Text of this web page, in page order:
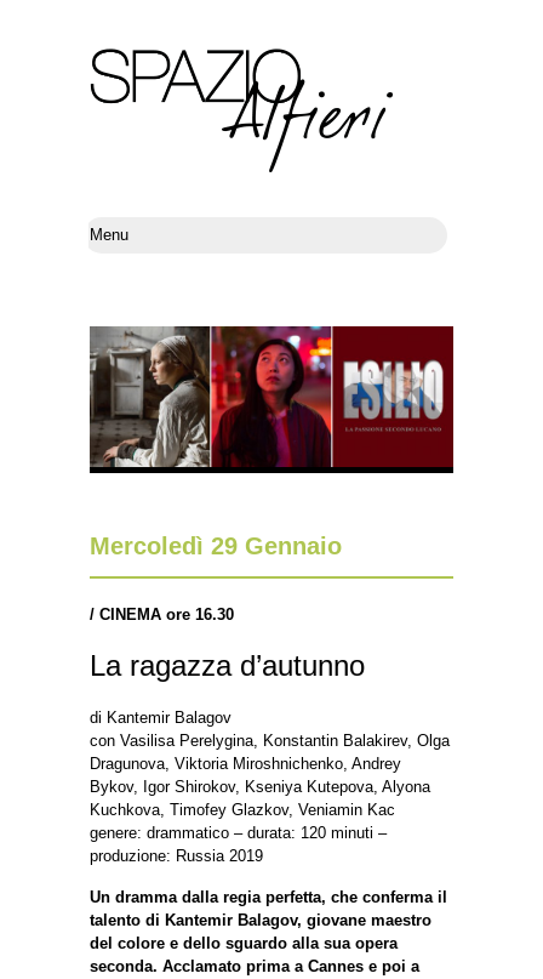
Mercoledì 29 Gennaio
/ CINEMA ore 16.30
La ragazza d’autunno
di Kantemir Balagov
con Vasilisa Perelygina, Konstantin Balakirev, Olga
Dragunova, Viktoria Miroshnichenko, Andrey
Bykov, Igor Shirokov, Kseniya Kutepova, Alyona
Kuchkova, Timofey Glazkov, Veniamin Kac
genere: drammatico – durata: 120 minuti –
produzione: Russia 2019
Un dramma dalla regia perfetta, che conferma il
talento di Kantemir Balagov, giovane maestro
del colore e dello sguardo alla sua opera
seconda. Acclamato prima a Cannes e poi a